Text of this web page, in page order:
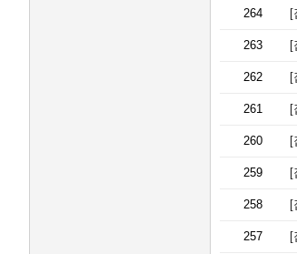
264 [
263 [
262 [
261 [
260 [
259 [
258 [
257 [